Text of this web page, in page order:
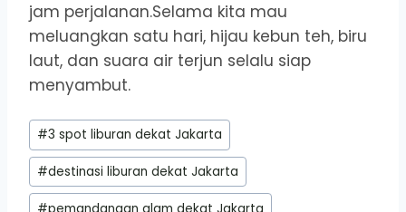
jam perjalanan.Selama kita mau
meluangkan satu hari, hijau kebun teh, biru
laut, dan suara air terjun selalu siap
menyambut.
Post
Tags:
#3 spot liburan dekat Jakarta
#destinasi liburan dekat Jakarta
#pemandangan alam dekat Jakarta